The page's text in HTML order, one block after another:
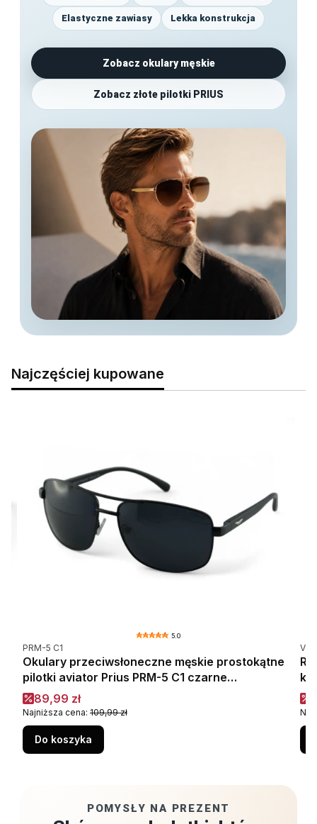
Elastyczne zawiasy Lekka konstrukcja
Zobacz okulary męskie
Zobacz złote pilotki PRIUS
Najczęściej kupowane
5.0
Kod produktu
PRM-5 C1
Okulary przeciwsłoneczne męskie prostokątne
pilotki aviator Prius PRM-5 C1 czarne
polaryzacyjne
Cena promocyjna
89,99 zł
Najniższa cena: 109,99 zł
Do koszyka
POMYSŁY NA PREZENT